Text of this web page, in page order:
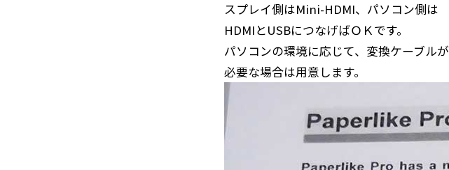
スプレイ側はMini-HDMI、パソコン側は
HDMIとUSBにつなげばＯＫです。
パソコンの環境に応じて、変換ケーブルが
必要な場合は用意します。